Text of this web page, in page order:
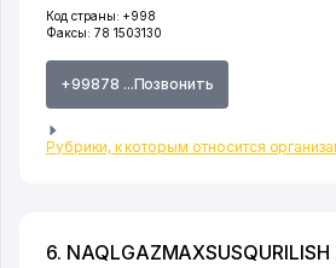
Код страны: +998
Факсы: 78 1503130
+99878 ...Позвонить
Рубрики, к которым относится
6.